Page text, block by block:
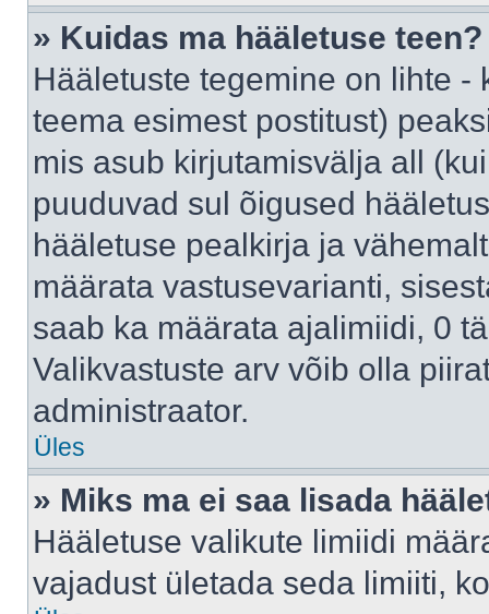
» Kuidas ma hääletuse teen?
Hääletuste tegemine on lihte
teema esimest postitust)
mis asub kirjutamisvälja all
puuduvad sul õigused
hääletuse pealkirja ja
määrata vastusevarianti,
saab ka määrata ajalimiidi, 0
Valikvastuste arv võib olla
administraator.
Üles
» Miks ma ei saa lisada
Hääletuse valikute limiidi
vajadust ületada seda limiiti,